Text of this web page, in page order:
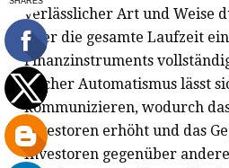
verlässlicher Art und Weise
über die gesamte Laufzeit
Finanzinstruments
solcher Automatismus lässt
kommunizieren, wodurch
Investoren erhöht und das
Investoren gegenüber